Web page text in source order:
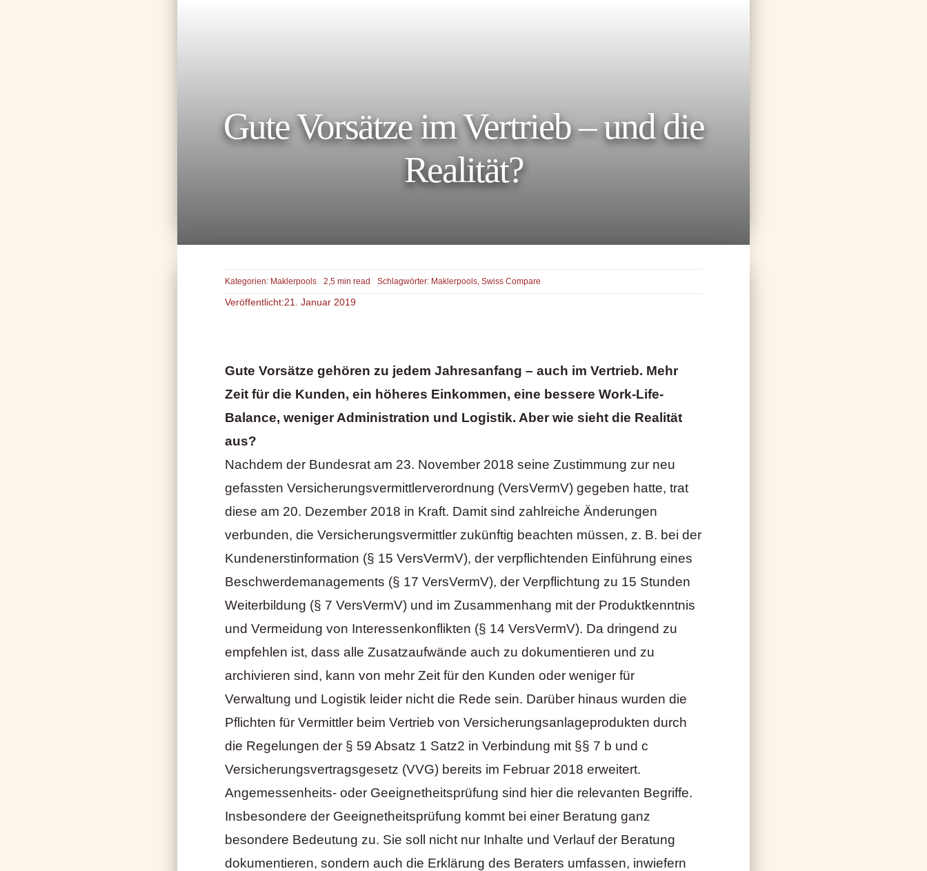
Gute Vorsätze im Vertrieb – und die
Realität?
Kategorien: Maklerpools 2,5 min read Schlagwörter: Maklerpools, Swiss Compare
Veröffentlicht:21. Januar 2019
Gute Vorsätze gehören zu jedem Jahresanfang – auch im Vertrieb. Mehr
Zeit für die Kunden, ein höheres Einkommen, eine bessere Work-Life-
Balance, weniger Administration und Logistik. Aber wie sieht die Realität
aus?
Nachdem der Bundesrat am 23. November 2018 seine Zustimmung zur neu
gefassten Versicherungsvermittlerverordnung (VersVermV) gegeben hatte, trat
diese am 20. Dezember 2018 in Kraft. Damit sind zahlreiche Änderungen
verbunden, die Versicherungsvermittler zukünftig beachten müssen, z. B. bei der
Kundenerstinformation (§ 15 VersVermV), der verpflichtenden Einführung eines
Beschwerdemanagements (§ 17 VersVermV), der Verpflichtung zu 15 Stunden
Weiterbildung (§ 7 VersVermV) und im Zusammenhang mit der Produktkenntnis
und Vermeidung von Interessenkonflikten (§ 14 VersVermV). Da dringend zu
empfehlen ist, dass alle Zusatzaufwände auch zu dokumentieren und zu
archivieren sind, kann von mehr Zeit für den Kunden oder weniger für
Verwaltung und Logistik leider nicht die Rede sein. Darüber hinaus wurden die
Pflichten für Vermittler beim Vertrieb von Versicherungsanlageprodukten durch
die Regelungen der § 59 Absatz 1 Satz2 in Verbindung mit §§ 7 b und c
Versicherungsvertragsgesetz (VVG) bereits im Februar 2018 erweitert.
Angemessenheits- oder Geeignetheitsprüfung sind hier die relevanten Begriffe.
Insbesondere der Geeignetheitsprüfung kommt bei einer Beratung ganz
besondere Bedeutung zu. Sie soll nicht nur Inhalte und Verlauf der Beratung
dokumentieren, sondern auch die Erklärung des Beraters umfassen, inwiefern